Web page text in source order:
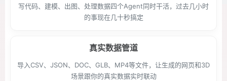
写代码、建模、出图、处理数据四个Agent同时干活，过去几小时
的事现在几十秒搞定
真实数据管道
导入CSV、JSON、DOC、GLB、MP4等文件，让生成的网页和3D
场景跟你的真实数据实时联动